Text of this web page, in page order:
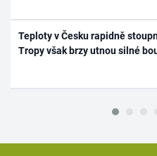
Teploty v Česku rapidně
Tropy však brzy utnou silné